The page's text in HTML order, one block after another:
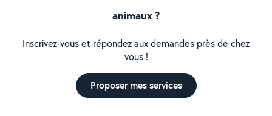
animaux ?
Inscrivez-vous et répondez aux demandes près de chez
vous !
Proposer mes services